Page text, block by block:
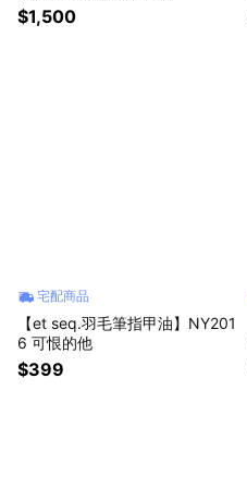
$1,500
宅配商品
【et seq.羽毛筆指甲油】NY201
6 可恨的他
$399